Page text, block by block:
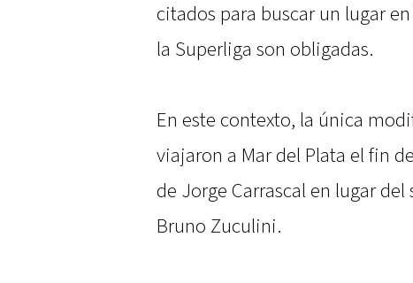
citados para buscar un lugar
la Superliga son obligadas.
En este contexto, la única
viajaron a Mar del Plata el fin
de Jorge Carrascal en lugar
Bruno Zuculini.